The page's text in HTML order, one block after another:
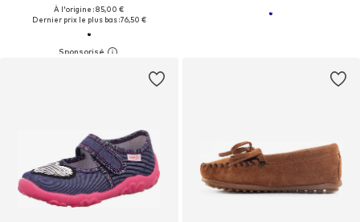
À l'origine : 85,00 €
Dernier prix le plus bas :76,50 €